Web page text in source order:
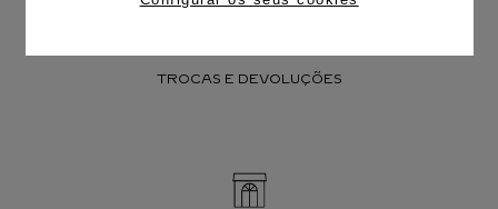
TROCAS E DEVOLUÇÕES